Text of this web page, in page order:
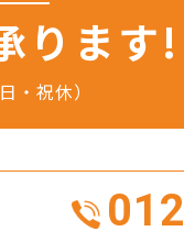
ります!
・祝休）